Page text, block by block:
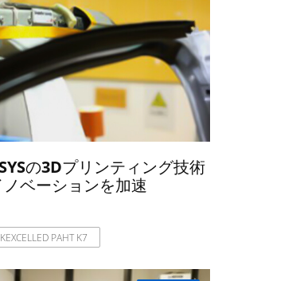
の3Dプリンティング技術
ベーションを加速
KEXCELLED PAHT K7